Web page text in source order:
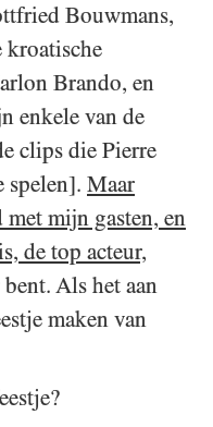
Bouwmans,
kroatische
Brando, en
enkele van de
clips die Pierre
spelen]. Maar
mijn gasten, en
de top acteur,
Als het aan
maken van